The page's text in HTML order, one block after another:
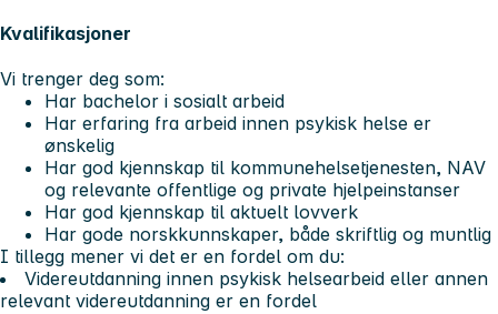
Kvalifikasjoner
Vi trenger deg som:
Har bachelor i sosialt arbeid
Har erfaring fra arbeid innen psykisk helse er
ønskelig
Har god kjennskap til kommunehelsetjenesten, NAV
og relevante offentlige og private hjelpeinstanser
Har god kjennskap til aktuelt lovverk
Har gode norskkunnskaper, både skriftlig og muntlig
I tillegg mener vi det er en fordel om du:
Videreutdanning innen psykisk helsearbeid eller annen
relevant videreutdanning er en fordel